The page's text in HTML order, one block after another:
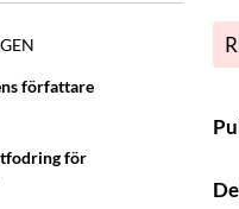
författare
för